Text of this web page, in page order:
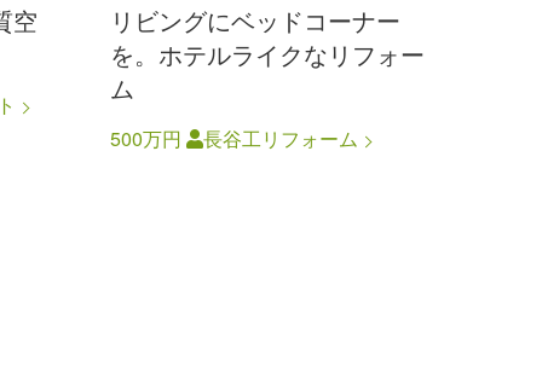
空
リビングにベッドコーナー
を。ホテルライクなリフォー
ム
500万円 長谷工リフォーム